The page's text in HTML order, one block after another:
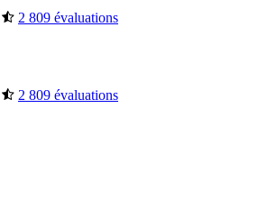
2 809 évaluations
2 809 évaluations